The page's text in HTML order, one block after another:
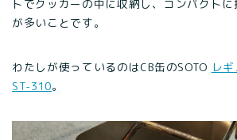
トでクッカーの中に収納し、コンパクト
が多いことです。
わたしが使っているのはCB缶のSOTO レ
ST-310。